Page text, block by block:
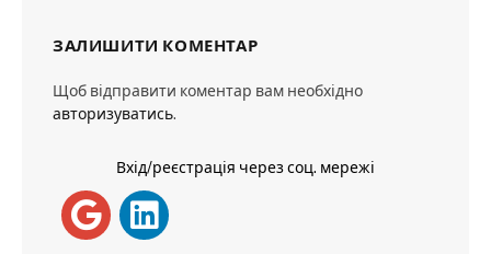
ЗАЛИШИТИ КОМЕНТАР
Щоб відправити коментар вам необхідно
авторизуватись.
Вхід/реєстрація через соц. мережі